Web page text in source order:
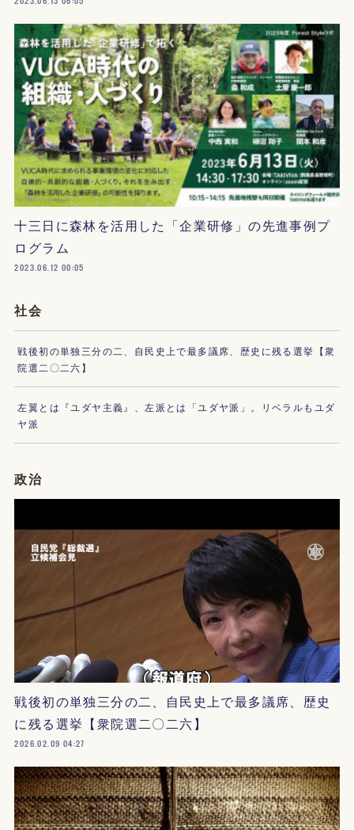
十三日に森林を活用した「企業研修」の先進事例プ
ログラム
2023.06.12 00:05
社会
戦後初の単独三分の二、自民史上で最多議席、歴史に残る選挙【衆
院選二〇二六】
左翼とは『ユダヤ主義』、左派とは「ユダヤ派」。リベラルもユダ
ヤ派
政治
戦後初の単独三分の二、自民史上で最多議席、歴史
に残る選挙【衆院選二〇二六】
2026.02.09 04:27